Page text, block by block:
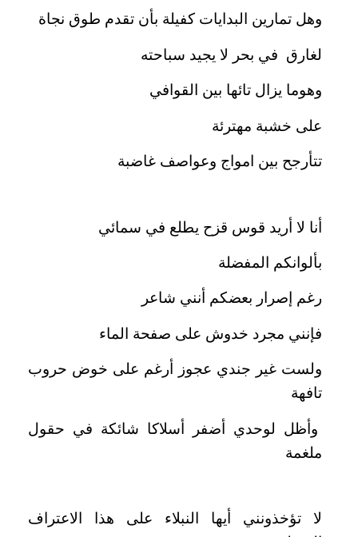
وهل تمارين البدايات كفيلة بأن تقدم طوق نجاة
لغارق في بحر لا يجيد سباحته
وهوما يزال تائها بين القوافي
على خشبة مهترئة
تتأرجح بين امواج وعواصف غاضبة
أنا لا أريد قوس قزح يطلع في سمائي
بألوانكم المفضلة
رغم إصرار بعضكم أنني شاعر
فإنني مجرد خدوش على صفحة الماء
ولست غير جندي عجوز أرغم على خوض حروب
تافهة
وأظل لوحدي أضفر أسلاكا شائكة في حقول
ملغمة
لا تؤخذونني أيها النبلاء على هذا الاعتراف